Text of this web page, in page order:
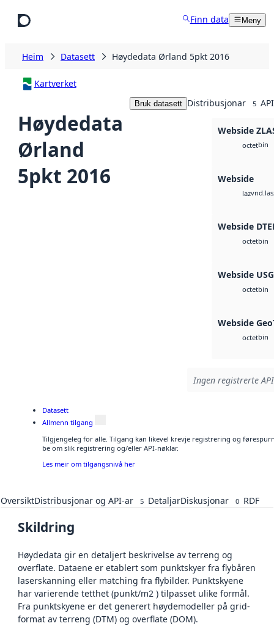
Finn data Meny
Heim Datasett Høydedata Ørland 5pkt 2016
Kartverket
Høydedata
Ørland
5pkt 2016
Bruk datasett Distribusjonar 5
Webside
octetbin
Webside
laz
Webside
octetbin
Webside
octetbin
Webside
octetbin
Ingen registrerte
Datasett
Allmenn tilgang
Tilgjengeleg for alle. Tilgang kan likevel krevje registrering og
be om slik registrering og/eller API-nøklar.
Les meir om tilgangsnivå her
OversiktDistribusjonar og API-ar 5 DetaljarDiskusjonar 0 RDF
Skildring
Høydedata gir en detaljert beskrivelse av terreng og
overflate. Dataene er etablert som punktskyer fra flybåren
laserskanning eller matching fra flybilder. Punktskyene
har varierende tetthet (punkt/m2 ) tilpasset ulike formål.
Fra punktskyene er det generert høydemodeller på grid-
format av terreng (DTM) og overflate (DOM).